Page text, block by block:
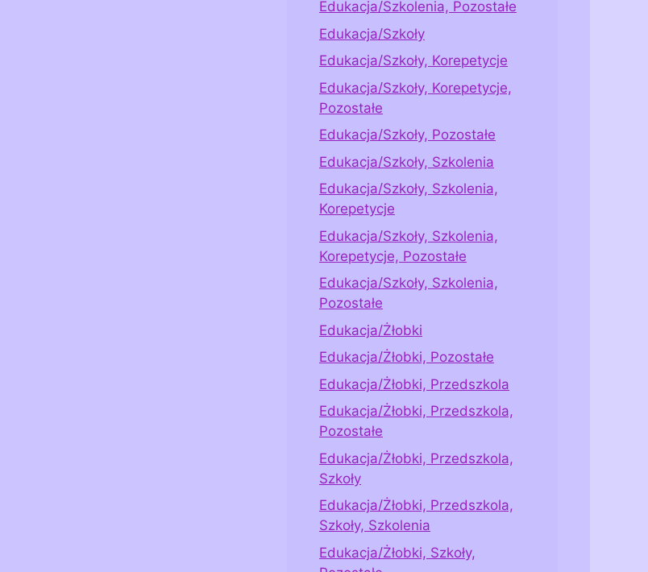
Edukacja/Szkolenia, Pozostałe
Edukacja/Szkoły
Edukacja/Szkoły, Korepetycje
Edukacja/Szkoły, Korepetycje,
Pozostałe
Edukacja/Szkoły, Pozostałe
Edukacja/Szkoły, Szkolenia
Edukacja/Szkoły, Szkolenia,
Korepetycje
Edukacja/Szkoły, Szkolenia,
Korepetycje, Pozostałe
Edukacja/Szkoły, Szkolenia,
Pozostałe
Edukacja/Żłobki
Edukacja/Żłobki, Pozostałe
Edukacja/Żłobki, Przedszkola
Edukacja/Żłobki, Przedszkola,
Pozostałe
Edukacja/Żłobki, Przedszkola,
Szkoły
Edukacja/Żłobki, Przedszkola,
Szkoły, Szkolenia
Edukacja/Żłobki, Szkoły,